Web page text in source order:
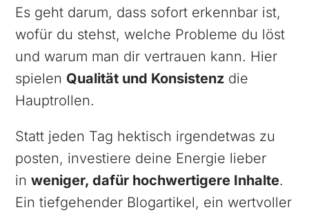
Es geht darum, dass sofort erkennbar ist,
wofür du stehst, welche Probleme du löst
und warum man dir vertrauen kann. Hier
spielen Qualität und Konsistenz die
Hauptrollen.
Statt jeden Tag hektisch irgendetwas zu
posten, investiere deine Energie lieber
inweniger, dafür hochwertigere Inhalte.
Ein tiefgehender Blogartikel, ein wertvoller